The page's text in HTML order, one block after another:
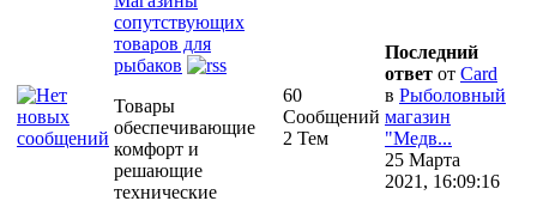
сопутствующих
товаров для
рыбаков
Товары
обеспечивающие
комфорт и
решающие
технические
60
Сообщений
2 Тем
Последний
ответ от Сard
в Рыболовный
магазин
"Медв...
25 Марта
2021, 16:09:16